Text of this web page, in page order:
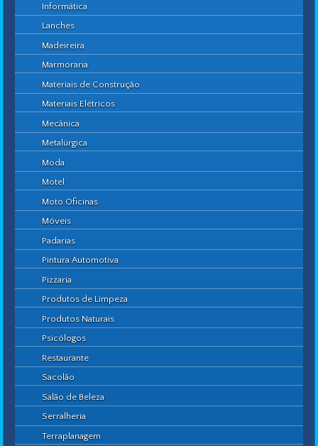
Informática
Lanches
Madeireira
Marmoraria
Materiais de Construção
Materiais Elétricos
Mecânica
Metalúrgica
Moda
Motel
Moto Oficinas
Móveis
Padarias
Pintura Automotiva
Pizzaria
Produtos de Limpeza
Produtos Naturais
Psicólogos
Restaurante
Sacolão
Salão de Beleza
Serralheria
Terraplanagem